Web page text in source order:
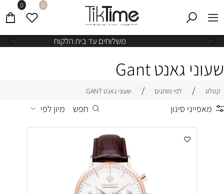
משלוחים עד בית הלקוח
0 0
שעוני גאנט Gant
קטלוג / לפי מותגים / שעוני גאנט GANT
מאפייני סינון חפש מיון לפי